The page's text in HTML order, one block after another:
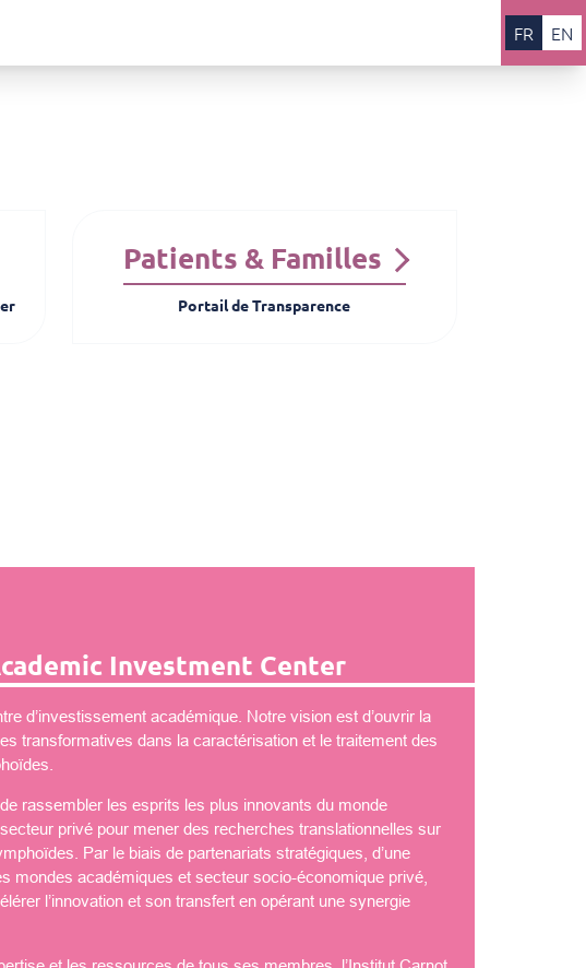
FR EN
Patients & Familles
Portail de Transparence
Investment Center
d’investissement académique. Notre vision est d’ouvrir la
transformatives dans la caractérisation et le traitement des
rassembler les esprits les plus innovants du monde
privé pour mener des recherches translationnelles sur
Par le biais de partenariats stratégiques, d’une
mondes académiques et secteur socio-économique privé,
l’innovation et son transfert en opérant une synergie